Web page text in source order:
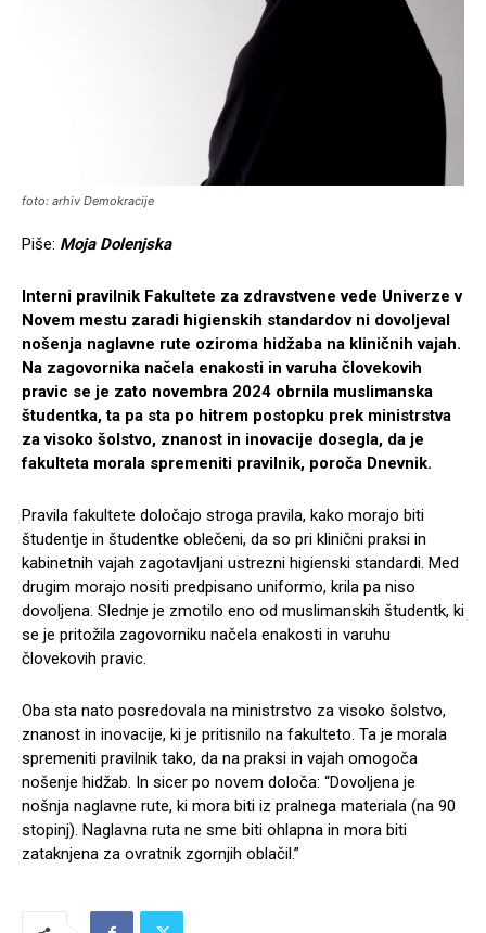
foto: arhiv Demokracije
Piše: Moja Dolenjska
Interni pravilnik Fakultete za zdravstvene vede Univerze v
Novem mestu zaradi higienskih standardov ni dovoljeval
nošenja naglavne rute oziroma hidžaba na kliničnih vajah.
Na zagovornika načela enakosti in varuha človekovih
pravic se je zato novembra 2024 obrnila muslimanska
študentka, ta pa sta po hitrem postopku prek ministrstva
za visoko šolstvo, znanost in inovacije dosegla, da je
fakulteta morala spremeniti pravilnik, poroča Dnevnik.
Pravila fakultete določajo stroga pravila, kako morajo biti
študentje in študentke oblečeni, da so pri klinični praksi in
kabinetnih vajah zagotavljani ustrezni higienski standardi. Med
drugim morajo nositi predpisano uniformo, krila pa niso
dovoljena. Slednje je zmotilo eno od muslimanskih študentk, ki
se je pritožila zagovorniku načela enakosti in varuhu
človekovih pravic.
Oba sta nato posredovala na ministrstvo za visoko šolstvo,
znanost in inovacije, ki je pritisnilo na fakulteto. Ta je morala
spremeniti pravilnik tako, da na praksi in vajah omogoča
nošenje hidžab. In sicer po novem določa: “Dovoljena je
nošnja naglavne rute, ki mora biti iz pralnega materiala (na 90
stopinj). Naglavna ruta ne sme biti ohlapna in mora biti
zataknjena za ovratnik zgornjih oblačil.”